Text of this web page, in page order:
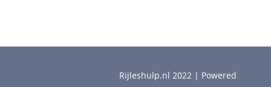
Rijleshulp.nl 2022 | Powered